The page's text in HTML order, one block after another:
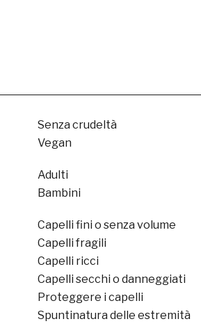
Senza crudeltà
Vegan
Adulti
Bambini
Capelli fini o senza volume
Capelli fragili
Capelli ricci
Capelli secchi o danneggiati
Proteggere i capelli
Spuntinatura delle estremità